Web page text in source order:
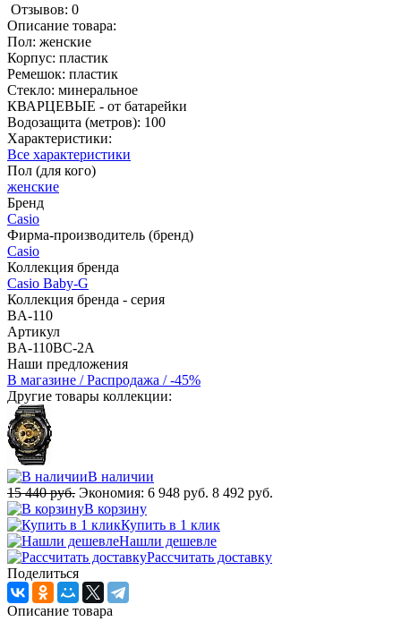
Отзывов: 0
Описание товара:
Пол: женские
Корпус: пластик
Ремешок: пластик
Стекло: минеральное
КВАРЦЕВЫЕ - от батарейки
Водозащита (метров): 100
Характеристики:
Все характеристики
Пол (для кого)
женские
Бренд
Casio
Фирма-производитель (бренд)
Casio
Коллекция бренда
Casio Baby-G
Коллекция бренда - серия
BA-110
Артикул
BA-110BC-2A
Наши предложения
В магазине / Распродажа / -45%
Другие товары коллекции:
В наличии
15 440 руб. Экономия: 6 948 руб. 8 492 руб.
В корзину
Купить в 1 клик
Нашли дешевле
Рассчитать доставку
Поделиться
Описание товара